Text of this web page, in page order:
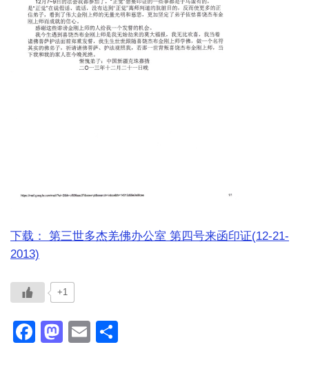
下载： 第三世多杰羌佛办公室 第四号来函印证(12-21-
2013)
+1
Facebook
Mastodon
Email